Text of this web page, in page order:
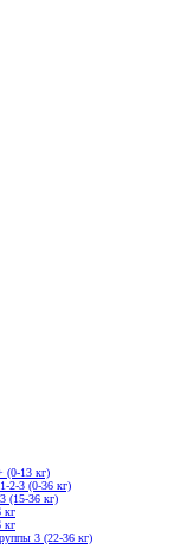
(0-13 кг)
2-3 (0-36 кг)
(15-36 кг)
кг
кг
3 (22-36 кг)